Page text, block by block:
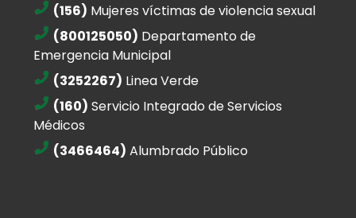
(156) Mujeres víctimas de violencia sexual
(800125050) Departamento de
Emergencia Municipal
(3252267) Linea Verde
(160) Servicio Integrado de Servicios
Médicos
(3466464) Alumbrado Público